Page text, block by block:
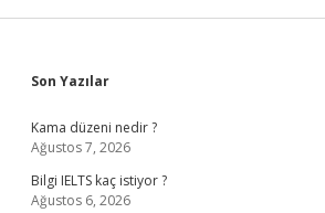
Sidebar
Son Yazılar
Kama düzeni nedir ?
Ağustos 7, 2026
Bilgi IELTS kaç istiyor ?
Ağustos 6, 2026